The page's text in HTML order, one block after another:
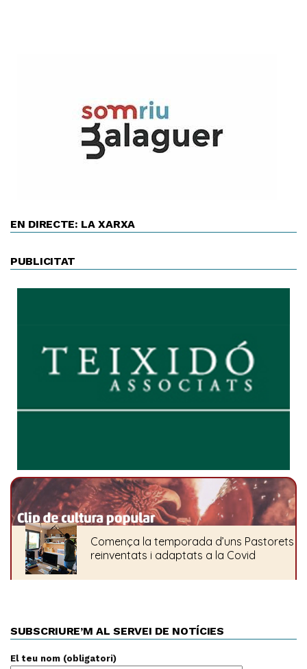
EN DIRECTE: LA XARXA
PUBLICITAT
SUBSCRIURE’M AL SERVEI DE NOTÍCIES
El teu nom (obligatori)